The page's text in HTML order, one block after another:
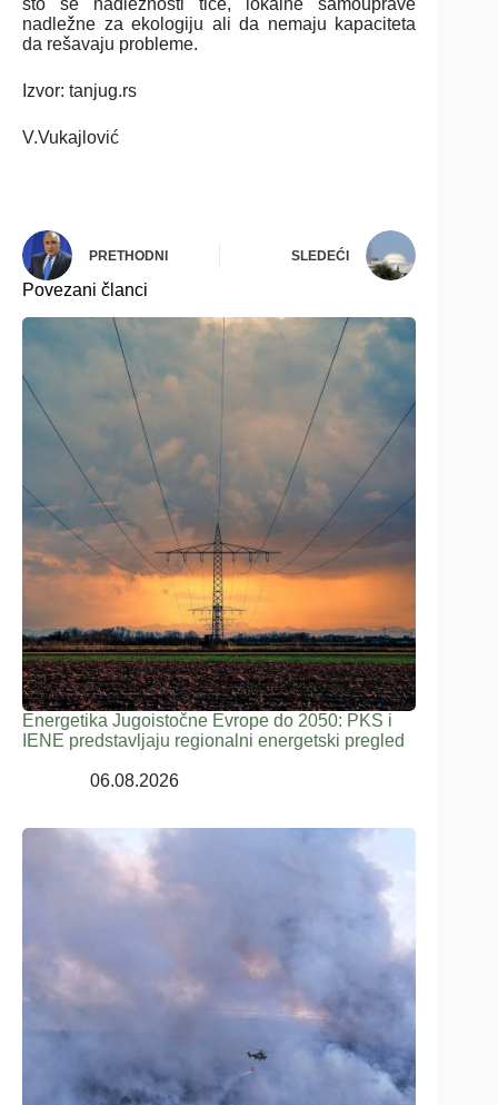
nadležne za ekologiju ali da nemaju kapaciteta
da rešavaju probleme.
Izvor: tanjug.rs
V.Vukajlović
PRETHODNI SLEDEĆI
Povezani članci
Energetika Jugoistočne Evrope do 2050: PKS i
IENE predstavljaju regionalni energetski pregled
06.08.2026